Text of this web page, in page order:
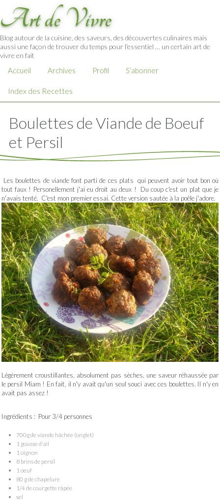
Art de Vivre
Blog autour de la cuisine, des saveurs, des découvertes culinaires mais
aussi une façon de trouver du temps pour l'essentiel … un certain art de
vivre en fait
Accueil Archives Profil S’abonner
Index des Recettes
Boulettes de Viande de Boeuf
et Persil
Les boulettes de viande font parti de ces plats qui peuvent avoir tout bon où
tout faux ! Personellement j'ai eu droit au deux ! Du coup c'est un plat que je
n'avais tenté. C'est mon premier essai. Cette version sautée à la poêle j'adore.
Légèrement croustillantes, absolument pas sèches, une saveur réhaussée par
le persil Miam ! En fait, il n'y avait qu'un seul souci avec ces boulettes. Il n'y en
avait pas assez !
Ingrédients : Pour 3/4 personnes
700g de viande hâchée (onglet)
1 gousse d'ail
1 oignon
8 brins de persil
1 oeuf
80 g de chapelure
1/4 de courgette râpée
sel